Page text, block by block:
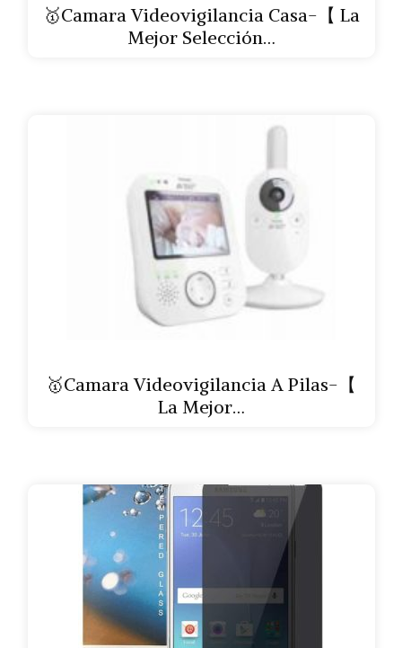
🥇Camara Videovigilancia Casa-【 La
Mejor Selección…
🥇Camara Videovigilancia A Pilas-【
La Mejor…